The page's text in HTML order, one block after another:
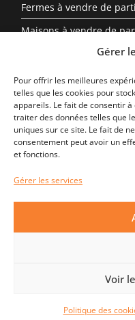
Gérer
Pour offrir les meilleures
telles que les cookies pour
appareils. Le fait de consentir
traiter des données telles que
uniques sur ce site. Le fait de
consentement peut avoir un
et fonctions.
Gérer les services
Voir
Politique des
Fermes à vendre de
Maisons à vendre de
Propriété à vendre en
Biens Immobiliers
Auvergne-Rhône-Alpes
Centre-Val de Loire
Nouvelle-Aquitaine
Occitanie
Nouvelle-Aquitaine